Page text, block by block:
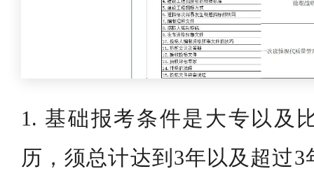
1. 基础报考条件是大专以及
历，须总计达到3年以及超过